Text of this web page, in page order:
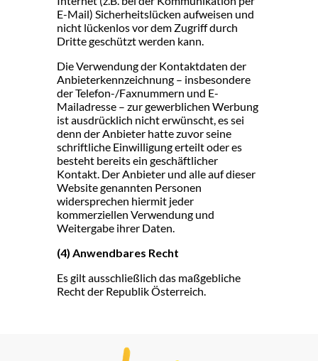
E-Mail) Sicherheitslücken aufweisen und
nicht lückenlos vor dem Zugriff durch
Dritte geschützt werden kann.
Die Verwendung der Kontaktdaten der
Anbieterkennzeichnung – insbesondere
der Telefon-/Faxnummern und E-
Mailadresse – zur gewerblichen Werbung
ist ausdrücklich nicht erwünscht, es sei
denn der Anbieter hatte zuvor seine
schriftliche Einwilligung erteilt oder es
besteht bereits ein geschäftlicher
Kontakt. Der Anbieter und alle auf dieser
Website genannten Personen
widersprechen hiermit jeder
kommerziellen Verwendung und
Weitergabe ihrer Daten.
(4) Anwendbares Recht
Es gilt ausschließlich das maßgebliche
Recht der Republik Österreich.